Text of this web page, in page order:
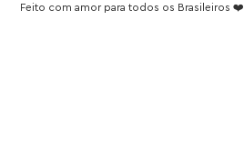
Feito com amor para todos os Brasileiros ❤️